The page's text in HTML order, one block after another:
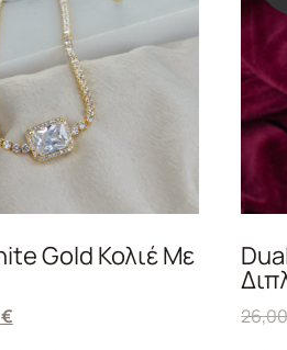
Gold Κολιέ Με
€